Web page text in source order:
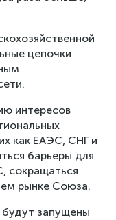
цепочки
интересов
как ЕАЭС, СНГ и
барьеры для
сокращаться
рынке Союза.
запущены